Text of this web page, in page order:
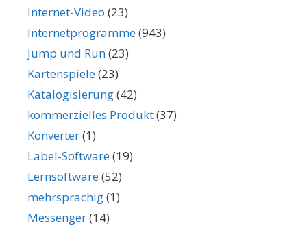
Internet-Video (23)
Internetprogramme(943)
Jump und Run(23)
Kartenspiele(23)
Katalogisierung(42)
kommerzielles Produkt(37)
Konverter(1)
Label-Software(19)
Lernsoftware(52)
mehrsprachig(1)
Messenger(14)